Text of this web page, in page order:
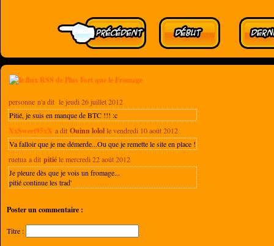
personne n'a dit le jeudi 26 juillet 2012
Pitié, je suis en manque de BTC !!! :c
XxSweet95xX a dit Ouinn lololle vendredi 10 août 2012
Va falloir que je me démerde...Ou que je remette le site en place !
ruetua a dit pitiéle mercredi 22 août 2012
Je pleure dès que je vois un fromage...
pitié continue les trad'
Poster un commentaire :
Titre :